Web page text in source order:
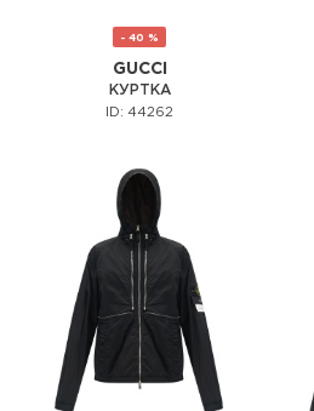
- 40 %
GUCCI
КУРТКА
ID: 44262